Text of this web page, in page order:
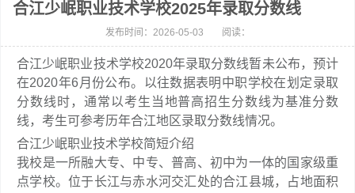
合江少岷职业技术学校2025年录取分数线
发布时间：2026-05-03 阅读：
合江少岷职业技术学校2020年录取分数线暂未公布，预计
在2020年6月份公布。以往数据表明中职学校在划定录取
分数线时，通常以考生当地普高招生分数线为基准分数
线，考生可参考历年合江地区录取分数线情况。
合江少岷职业技术学校简短介绍
我校是一所融大专、中专、普高、初中为一体的国家级重
点学校。位于长江与赤水河交汇处的合江县城，占地面积